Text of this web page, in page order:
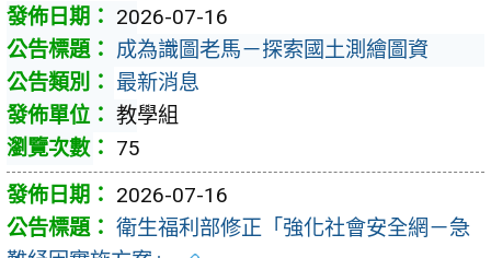
2026-07-16
成為識圖老馬－探索國土測繪圖資
最新消息
教學組
75
2026-07-16
衛生福利部修正「強化社會安全網－急